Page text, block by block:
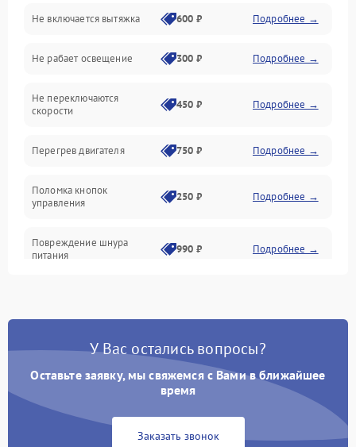
Освещение
Механические повреждения
Электроника
Не включается вытяжка 600 ₽ Подробнее →
Не рабает освещение 300 ₽ Подробнее →
Не переключаются
скорости
450 ₽ Подробнее →
Перегрев двигателя 750 ₽ Подробнее →
Поломка кнопок
управления
250 ₽ Подробнее →
Повреждение шнура
питания
990 ₽ Подробнее →
Не ключается вытяжка 550 ₽ Подробнее →
конденсатора
1000 ₽ Подробнее →
1000 ₽ Подробнее →
У Вас остались вопросы?
Оставьте заявку, мы свяжемся с Вами в ближайшее
время
Заказать звонок